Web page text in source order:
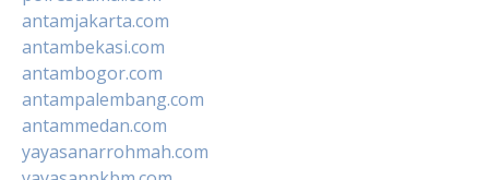
antamjakarta.com
antambekasi.com
antambogor.com
antampalembang.com
antammedan.com
yayasanarrohmah.com